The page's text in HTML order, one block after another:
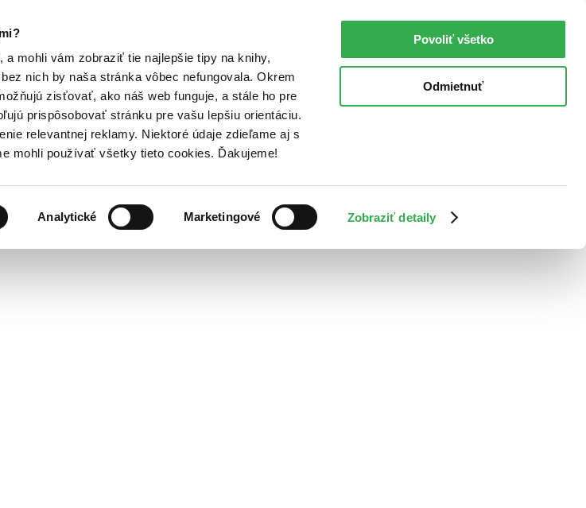
mohli vám zobraziť tie najlepšie tipy na knihy,
nich by naša stránka vôbec nefungovala. Okrem
zisťovať, ako náš web funguje, a stále ho pre
prispôsobovať stránku pre vašu lepšiu orientáciu.
relevantnej reklamy. Niektoré údaje zdieľame aj s
mohli používať všetky tieto cookies. Ďakujeme!
Analytické Marketingové Zobraziť detaily
Povoliť všetko
Odmietnuť